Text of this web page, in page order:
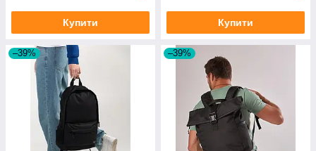
Купити Купити
–39% –39%